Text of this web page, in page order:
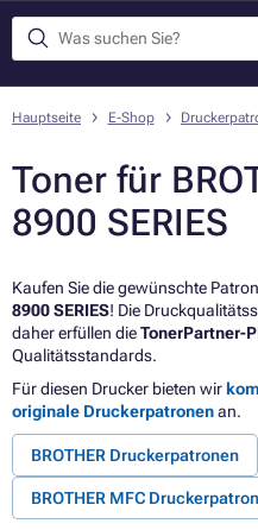
Hauptseite E-Shop
Toner für
8900 SERIES
Kaufen Sie die gewünschte
8900 SERIES! Die
daher erfüllen dieTonerPartner-
Qualitätsstandards.
Für diesen Drucker bieten wir
originale Druckerpatronenan.
BROTHER Druckerpatronen
BROTHER MFC